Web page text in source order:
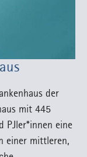
der
mit 445
PJler*innen eine
einer mittleren,